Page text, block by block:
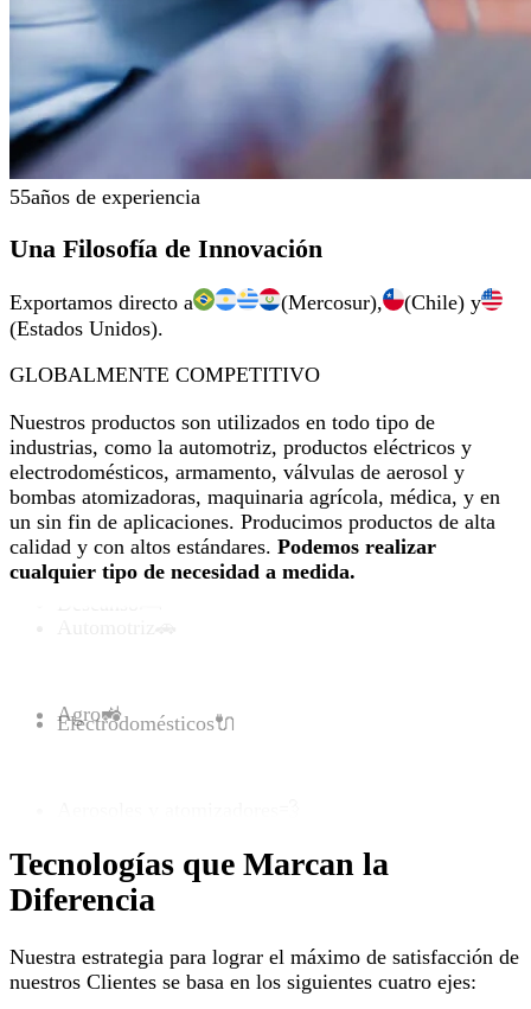
55años de experiencia
Una Filosofía de Innovación
Exportamos directo a (Mercosur),
(Chile) y
(Estados Unidos).
GLOBALMENTE COMPETITIVO
Nuestros productos son utilizados en todo tipo de
industrias, como la automotriz, productos eléctricos y
electrodomésticos, armamento, válvulas de aerosol y
bombas atomizadoras, maquinaria agrícola, médica, y en
un sin fin de aplicaciones. Producimos productos de alta
calidad y con altos estándares. Podemos realizar
cualquier tipo de necesidad a medida.
Agro🚜
Electrodomésticos🔌
Tecnologías que Marcan la
Diferencia
Nuestra estrategia para lograr el máximo de satisfacción de
nuestros Clientes se basa en los siguientes cuatro ejes: